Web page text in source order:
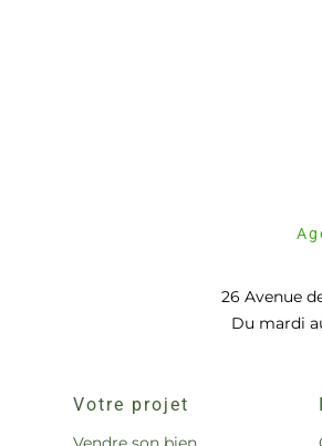
26 Avenue
Du mardi
Votre projet